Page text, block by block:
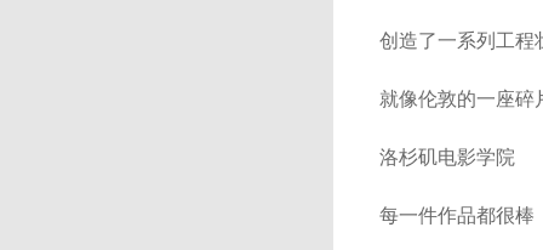
创造了一系列工程
就像伦敦的一座碎
洛杉矶电影学院
每一件作品都很棒